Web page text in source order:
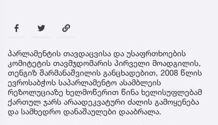
პარლამენტის თავდაცვისა და უსაფრთხოების
კომიტეტის თავმჯდომარის პირველი მოადგილის,
თენგიზ შარმანაშვილის განცხადებით, 2008 წლის
ევროსაბჭოს საპარლამენტო ასამბლეის
რეზოლუციაზე ხელმოწერით წინა ხელისუფლებამ
ქართულ ჯარს არაადეკვატური ძალის გამოყენება
და სამხედრო დანაშაულები დააბრალა.